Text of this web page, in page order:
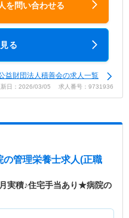
を問い合わせる
る
益財団法人積善会の求人一覧
新日：2026/03/05 求人番号：9731936
の管理栄養士求人(正職
実積♪住宅手当あり★病院の